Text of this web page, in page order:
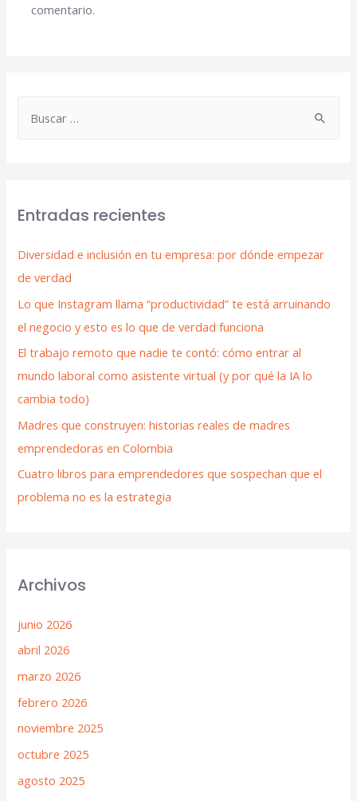
Entradas recientes
Diversidad e inclusión en tu empresa: por dónde empezar
de verdad
Lo que Instagram llama “productividad” te está arruinando
el negocio y esto es lo que de verdad funciona
El trabajo remoto que nadie te contó: cómo entrar al
mundo laboral como asistente virtual (y por qué la IA lo
cambia todo)
Madres que construyen: historias reales de madres
emprendedoras en Colombia
Cuatro libros para emprendedores que sospechan que el
problema no es la estrategia
Archivos
junio 2026
abril 2026
marzo 2026
febrero 2026
noviembre 2025
octubre 2025
agosto 2025
comentario.